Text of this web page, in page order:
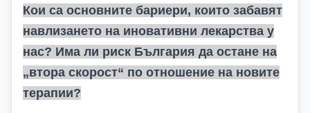
Кои са основните бариери, които забавят
навлизането на иновативни лекарства у
нас? Има ли риск България да остане на
„втора скорост“ по отношение на новите
терапии?